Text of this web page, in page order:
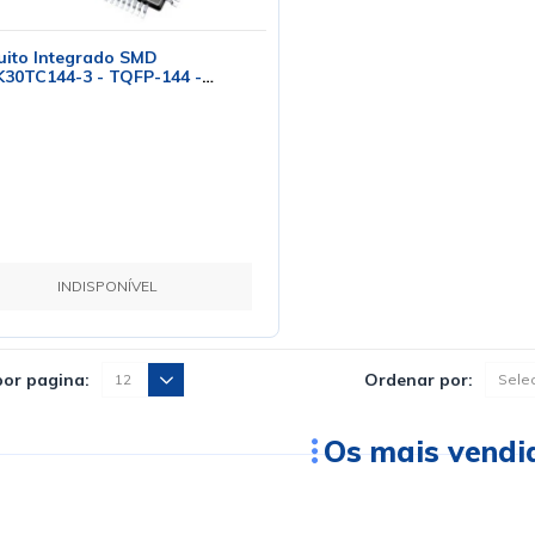
Integrado SMD
3 - TQFP-144 -
INDISPONÍVEL
pagina: Ordenar por:
Os mais